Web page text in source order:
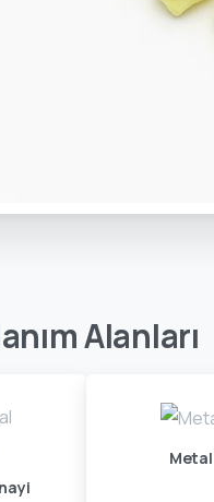
Alanları